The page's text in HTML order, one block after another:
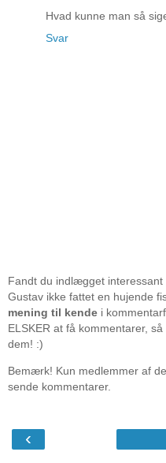
Hvad kunne man så
Svar
Fandt du indlægget
Gustav ikke fattet en hujende
mening til kende i
ELSKER at få kommentarer,
dem! :)
Bemærk! Kun medlemmer af
sende kommentarer.
‹